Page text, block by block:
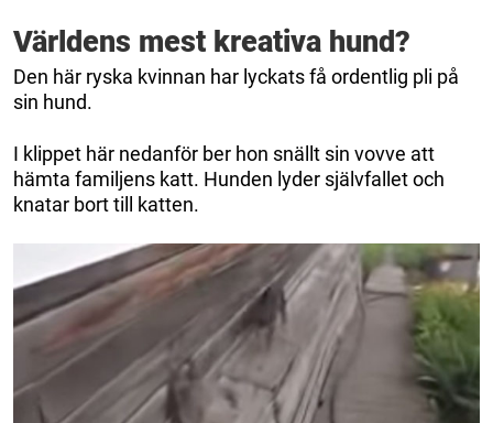
Världens mest kreativa hund?
Den här ryska kvinnan har lyckats få ordentlig pli på
sin hund.
I klippet här nedanför ber hon snällt sin vovve att
hämta familjens katt. Hunden lyder självfallet och
knatar bort till katten.